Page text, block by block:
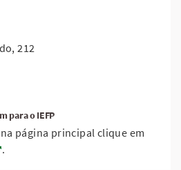
212
para o IEFP
página principal clique em
.